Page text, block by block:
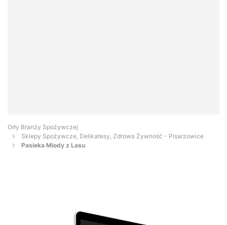
Orły Branży Spożywczej
Sklepy Spożywcze, Delikatesy, Zdrowa Żywność - Pisarzowice
Pasieka Miody z Lasu